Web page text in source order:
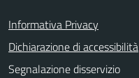
Informativa Privacy
Dichiarazione di accessibilità
Segnalazione disservizio